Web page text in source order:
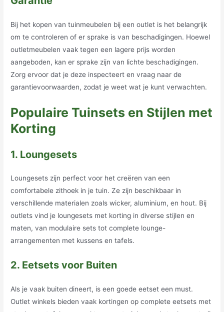
Bij het kopen van tuinmeubelen bij een outlet is het belangrijk
om te controleren of er sprake is van beschadigingen. Hoewel
outletmeubelen vaak tegen een lagere prijs worden
aangeboden, kan er sprake zijn van lichte beschadigingen.
Zorg ervoor dat je deze inspecteert en vraag naar de
garantievoorwaarden, zodat je weet wat je kunt verwachten.
Populaire Tuinsets en Stijlen met
Korting
1. Loungesets
Loungesets zijn perfect voor het creëren van een
comfortabele zithoek in je tuin. Ze zijn beschikbaar in
verschillende materialen zoals wicker, aluminium, en hout. Bij
outlets vind je loungesets met korting in diverse stijlen en
maten, van modulaire sets tot complete lounge-
arrangementen met kussens en tafels.
2. Eetsets voor Buiten
Als je vaak buiten dineert, is een goede eetset een must.
Outlet winkels bieden vaak kortingen op complete eetsets met